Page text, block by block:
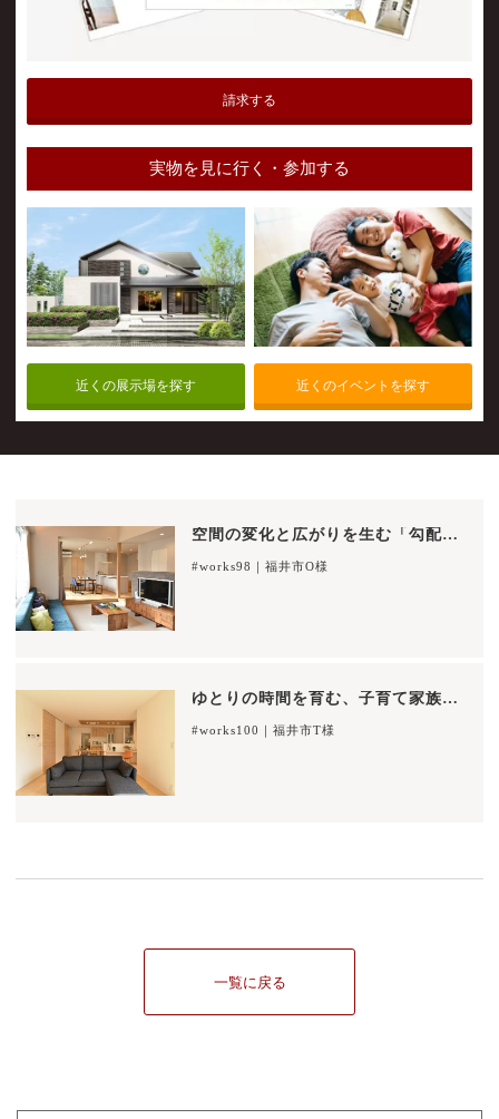
請求する
実物を見に行く・参加する
近くの展示場を探す 近くのイベントを探す
空間の変化と広がりを生む「勾配天井のLDK」で家族団欒を楽しむ住まい
#works98｜福井市O様
ゆとりの時間を育む、子育て家族の笑顔広がる住まい
#works100｜福井市T様
一覧に戻る